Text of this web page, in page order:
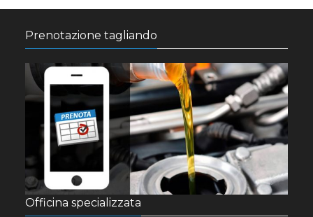
Prenotazione tagliando
Officina specializzata